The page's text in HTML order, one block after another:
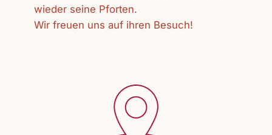
wieder seine Pforten.
Wir freuen uns auf ihren Besuch!